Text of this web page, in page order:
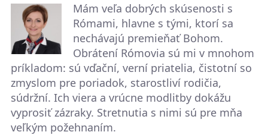
Mám veľa dobrých skúsenosti s
Rómami, hlavne s tými, ktorí sa
nechávajú premieňať Bohom.
Obrátení Rómovia sú mi v mnohom
príkladom: sú vďační, verní priatelia, čistotní so
zmyslom pre poriadok, starostliví rodičia,
súdržní. Ich viera a vrúcne modlitby dokážu
vyprosiť zázraky. Stretnutia s nimi sú pre mňa
veľkým požehnaním.